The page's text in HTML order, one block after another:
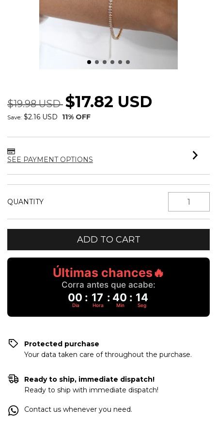
$19.98 USD $17.82 USD
Save: $2.16 USD 11% OFF
SEE PAYMENT OPTIONS
QUANTITY
Últimas chances🔥
Corra antes que acabe:
00 : 17 : 40 : 13
Dia Hora Min Seg
Protected purchase
Your data taken care of throughout the purchase.
Ready to ship, immediate dispatch!
Ready to ship with immediate dispatch!
Contact us whenever you need.